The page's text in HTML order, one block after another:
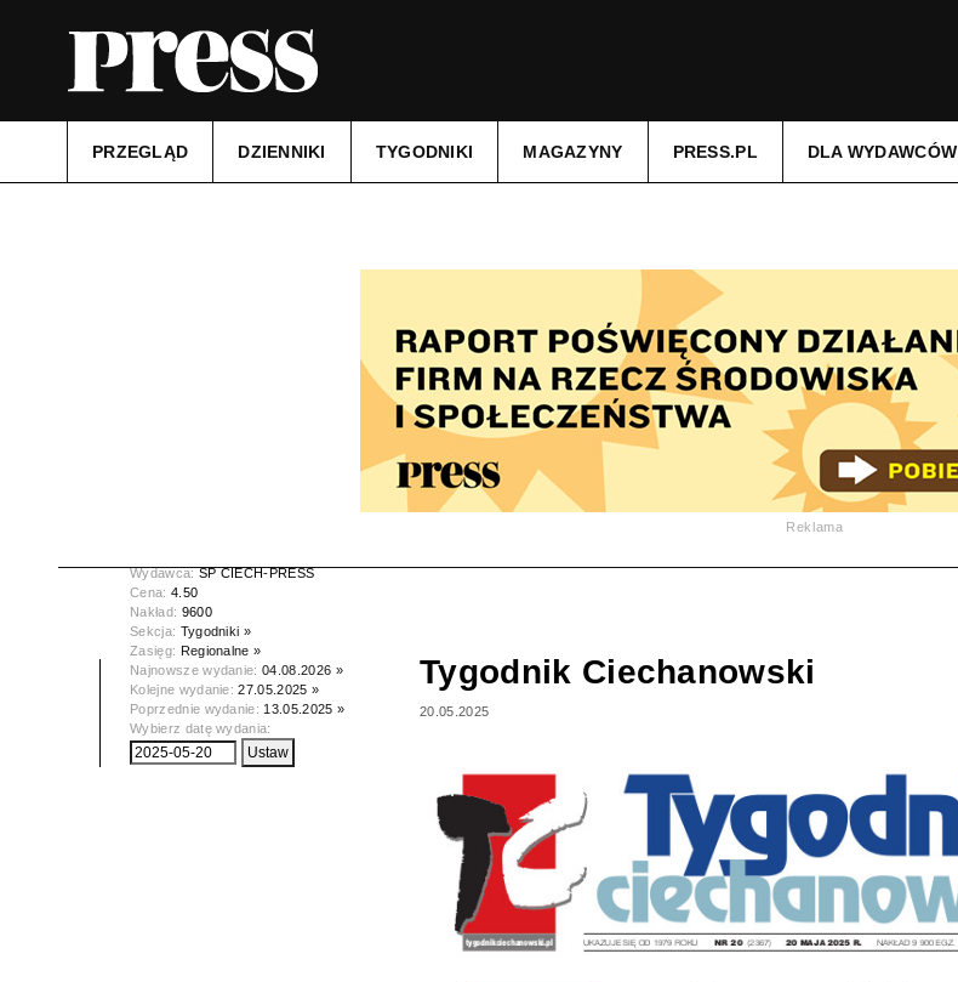
PRZEGLĄD DZIENNIKI TYGODNIKI MAGAZYNY PRESS.PL DLA WYDAWCÓW
Reklama
Wydawca:SP CIECH-PRESS
Cena: 4.50
Nakład: 9600
Sekcja: Tygodniki »
Zasięg: Regionalne »
Najnowsze wydanie:04.08.2026 »
Kolejne wydanie:27.05.2025 »
Poprzednie wydanie: 13.05.2025 »
Wybierz datę wydania:
Tygodnik Ciechanowski
20.05.2025